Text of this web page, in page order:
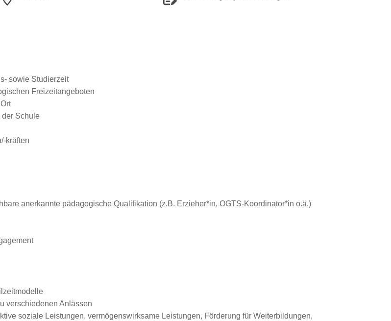
sowie Studierzeit
Freizeitangeboten
der Schule
kräften
anerkannte pädagogische Qualifikation (z.B. Erzieher*in, OGTS-Koordinator*in o.ä.)
verschiedenen Anlässen
soziale Leistungen, vermögenswirksame Leistungen, Förderung für Weiterbildungen,